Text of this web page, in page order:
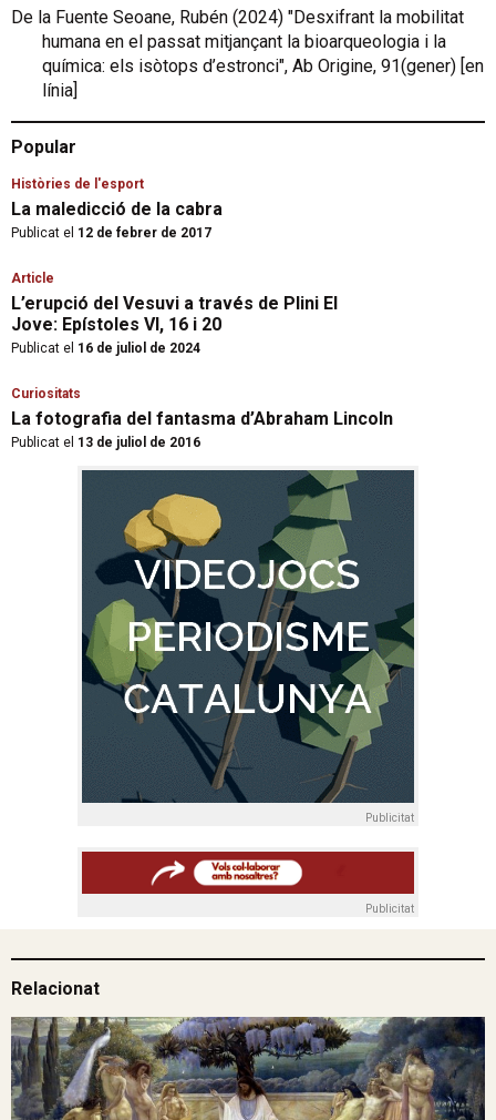
De la Fuente Seoane, Rubén (2024) "Desxifrant la mobilitat
humana en el passat mitjançant la bioarqueologia i la
química: els isòtops d’estronci", Ab Origine, 91(gener) [en
línia]
Popular
Històries de l'esport
La maledicció de la cabra
Publicat el 12 de febrer de 2017
Article
L’erupció del Vesuvi a través de Plini El
Jove: Epístoles VI, 16 i 20
Publicat el 16 de juliol de 2024
Curiositats
La fotografia del fantasma d’Abraham Lincoln
Publicat el 13 de juliol de 2016
Publicitat
Publicitat
Relacionat